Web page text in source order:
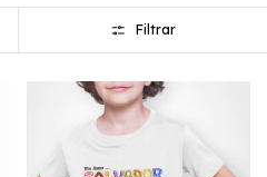
Filtrar